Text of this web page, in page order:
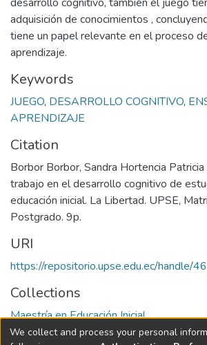
adquisición de conocimientos ,
tiene un papel relevante en el proceso
aprendizaje.
Keywords
JUEGO, DESARROLLO COGNITIVO,
APRENDIZAJE
Citation
Borbor Borbor, Sandra Hortencia
trabajo en el desarrollo cognitivo de
educación inicial. La Libertad. UPSE,
Postgrado. 9p.
URI
https://repositorio.upse.edu.ec/handle/
Collections
Maestría en Educación Inicial
We collect and process your personal